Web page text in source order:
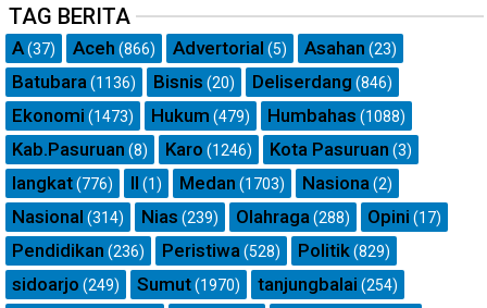
TAG BERITA
A(37) Aceh (866) Advertorial (5) Asahan (23)
Batubara(1136) Bisnis (20) Deliserdang (846)
Ekonomi (1473) Hukum (479) Humbahas (1088)
Kab.Pasuruan (8) Karo (1246) Kota Pasuruan (3)
langkat(776) ll (1) Medan (1703) Nasiona(2)
Nasional (314) Nias (239) Olahraga(288) Opini (17)
Pendidikan (236) Peristiwa(528) Politik(829)
sidoarjo (249) Sumut(1970) tanjungbalai (254)